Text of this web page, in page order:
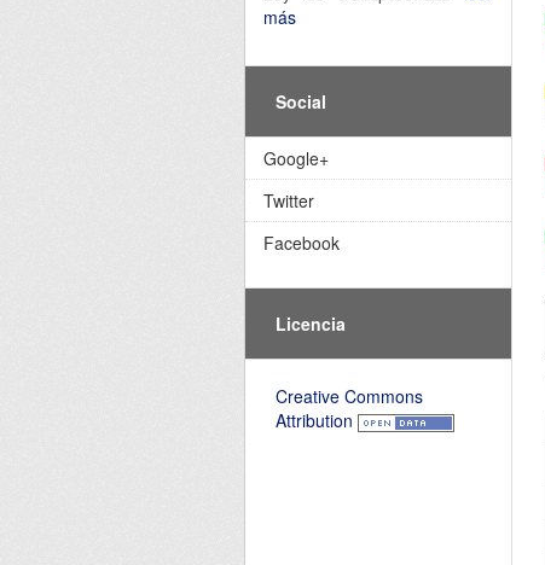
más
Social
Google+
Twitter
Facebook
Licencia
Creative Commons
Attribution